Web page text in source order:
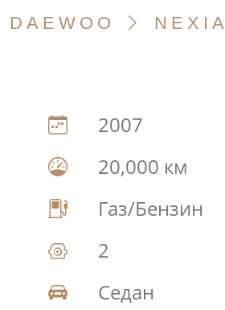
DAEWOO NEXIA
2007
20,000 км
Газ/Бензин
2
Седан